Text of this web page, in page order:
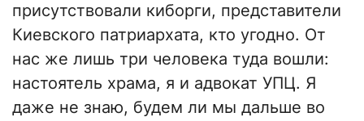
присутствовали киборги, представители
Киевского патриархата, кто угодно. От
нас же лишь три человека туда вошли:
настоятель храма, я и адвокат УПЦ. Я
даже не знаю, будем ли мы дальше во